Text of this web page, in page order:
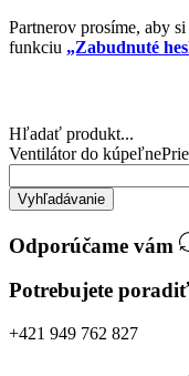
Partnerov prosíme, aby
funkciu „Zabudnuté
Hľadať produkt...
Ventilátor do kúpeľne
Vyhľadávanie
Odporúčame vám
Potrebujete
+421 949 762 827